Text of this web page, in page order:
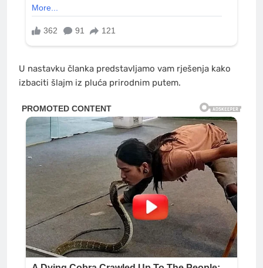
U nastavku članka predstavljamo vam rješenja kako
izbaciti šlajm iz pluća prirodnim putem.